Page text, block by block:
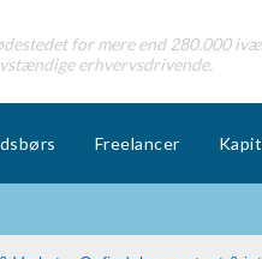
for mere end 280.000
erhvervsdrivende.
Freelancer